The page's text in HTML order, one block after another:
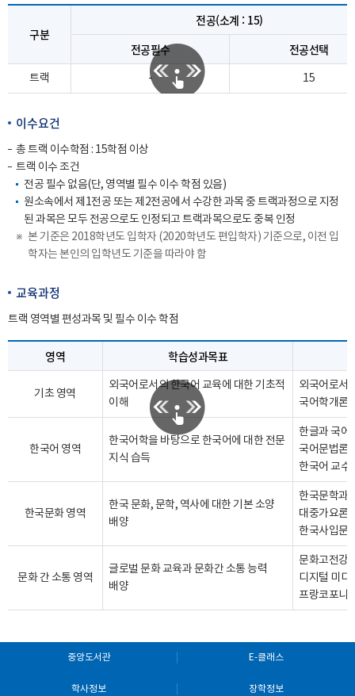
구분
전공(소계 : 15)
전공필수
전공선택
트랙 - 15
이수요건
총 트랙 이수학점 : 15학점 이상
트랙 이수 조건
전공 필수 없음(단, 영역별 필수 이수 학점 있음)
원소속에서 제1전공 또는 제2전공에서 수강한 과목 중 트랙과정으로 지정
된 과목은 모두 전공으로도 인정되고 트랙과목으로도 중복 인정
본 기준은 2018학년도 입학자 (2020학년도 편입학자) 기준으로, 이전 입
학자는 본인의 입학년도 기준을 따라야 함
교육과정
트랙 영역별 편성과목 및 필수 이수 학점
영역 학습성과목표
기초 영역
외국어로서의 한국어 교육에 대한 기초적
이해
외국어로서
국어학개론
한국어 영역
한국어학을 바탕으로 한국어에 대한 전문
지식 습득
한글과 국어
국어문법론
한국어 교수
한국문화 영역
한국 문화, 문학, 역사에 대한 기본 소양
배양
한국문학과
대중가요론
한국사입문
문화 간 소통 영역
글로벌 문화 교육과 문화간 소통 능력
배양
문화고전강
디지털 미디
프랑코포니
중앙도서관 E-클래스
학사정보 장학정보